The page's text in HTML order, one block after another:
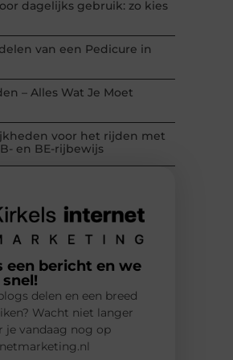
dagelijks gebruik: zo kies
van een Pedicure in
– Alles Wat Je Moet
voor het rijden met
en BE-rijbewijs
een bericht en we
delen en een breed
Wacht niet langer
je vandaag nog op